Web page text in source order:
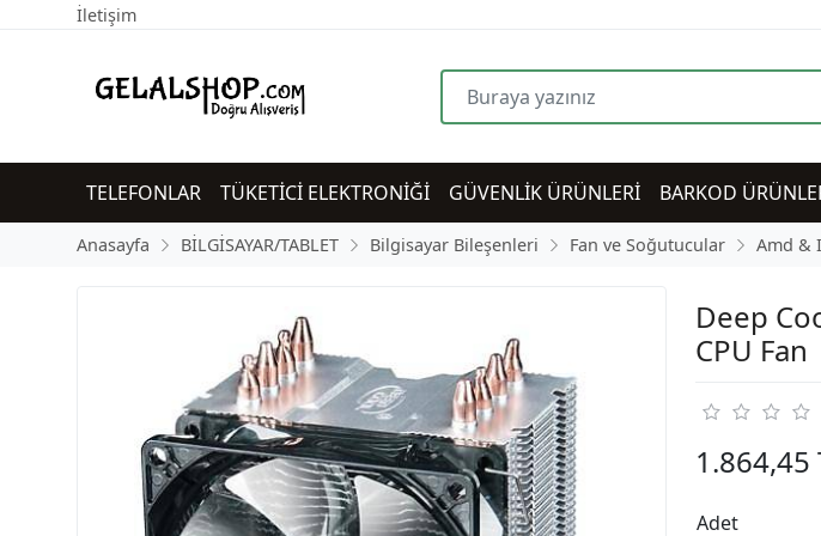
İletişim
TELEFONLAR TÜKETİCİ ELEKTRONİĞİ GÜVENLİK ÜRÜNLERİ BARKOD
Anasayfa BİLGİSAYAR/TABLET Bilgisayar Bileşenleri Fan ve Soğutucular Amd &
Deep
CPU Fan
1.864,45
Adet